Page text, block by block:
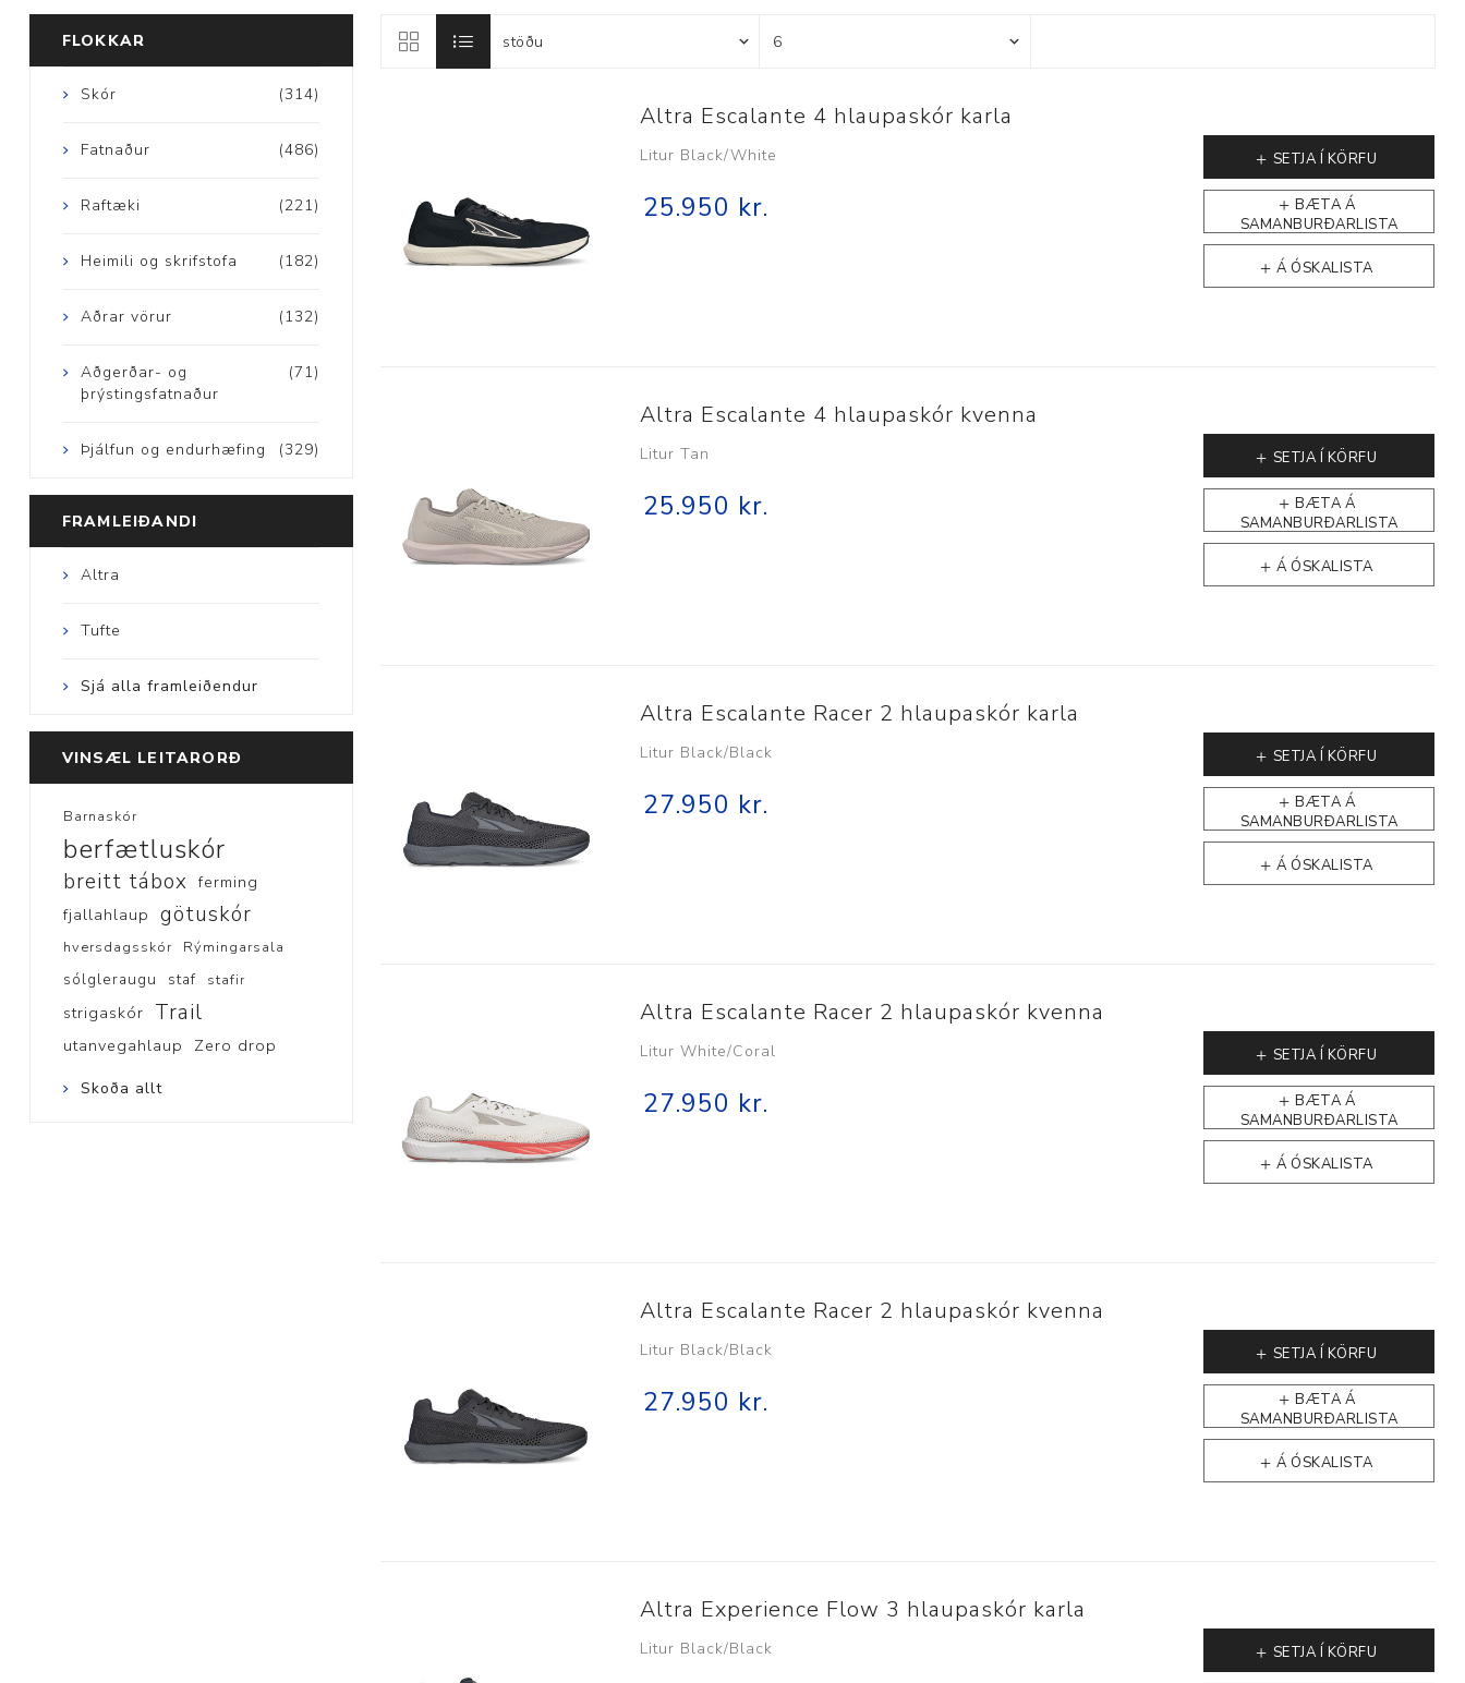
Ljós og öryggi
Stafir og
gönguhjálpartæki
Aðgerðar- og þrýstingsfatnaður
Aðgerðarfatnaður
Brjóstaaðgerðir
Næring
Altra Escalante 4 hlaupaskór karla
Litur Black/White
25.950 kr.
BÆTA Á
SAMANBURÐARLISTA
Á ÓSKALISTA
SETJA Í KÖRFU
Altra Escalante 4 hlaupaskór kvenna
Litur Tan
25.950 kr.
BÆTA Á
SAMANBURÐARLISTA
Á ÓSKALISTA
SETJA Í KÖRFU
Altra Escalante Racer 2 hlaupaskór karla
Litur Black/Black
27.950 kr.
BÆTA Á
SAMANBURÐARLISTA
Á ÓSKALISTA
SETJA Í KÖRFU
Altra Escalante Racer 2 hlaupaskór kvenna
Litur White/Coral
27.950 kr.
BÆTA Á
SAMANBURÐARLISTA
Á ÓSKALISTA
SETJA Í KÖRFU
Altra Escalante Racer 2 hlaupaskór kvenna
Litur Black/Black
27.950 kr.
BÆTA Á
SAMANBURÐARLISTA
Á ÓSKALISTA
SETJA Í KÖRFU
Altra Experience Flow 3 hlaupaskór karla
Litur Black/Black SETJA Í KÖRFU
FLOKKAR
(314)
Skór
(486)
Fatnaður
(221)
Raftæki
(182)
Heimili og skrifstofa
(132)
Aðrar vörur
(71)
Aðgerðar- og
þrýstingsfatnaður
(329)
Þjálfun og endurhæfing
FRAMLEIÐANDI
Altra
Tufte
Sjá alla framleiðendur
VINSÆL LEITARORÐ
Barnaskór
berfætluskór
breitt tábox ferming
fjallahlaup götuskór
hversdagsskór Rýmingarsala
sólgleraugu staf stafir
strigaskór Trail
utanvegahlaup Zero drop
Skoða allt